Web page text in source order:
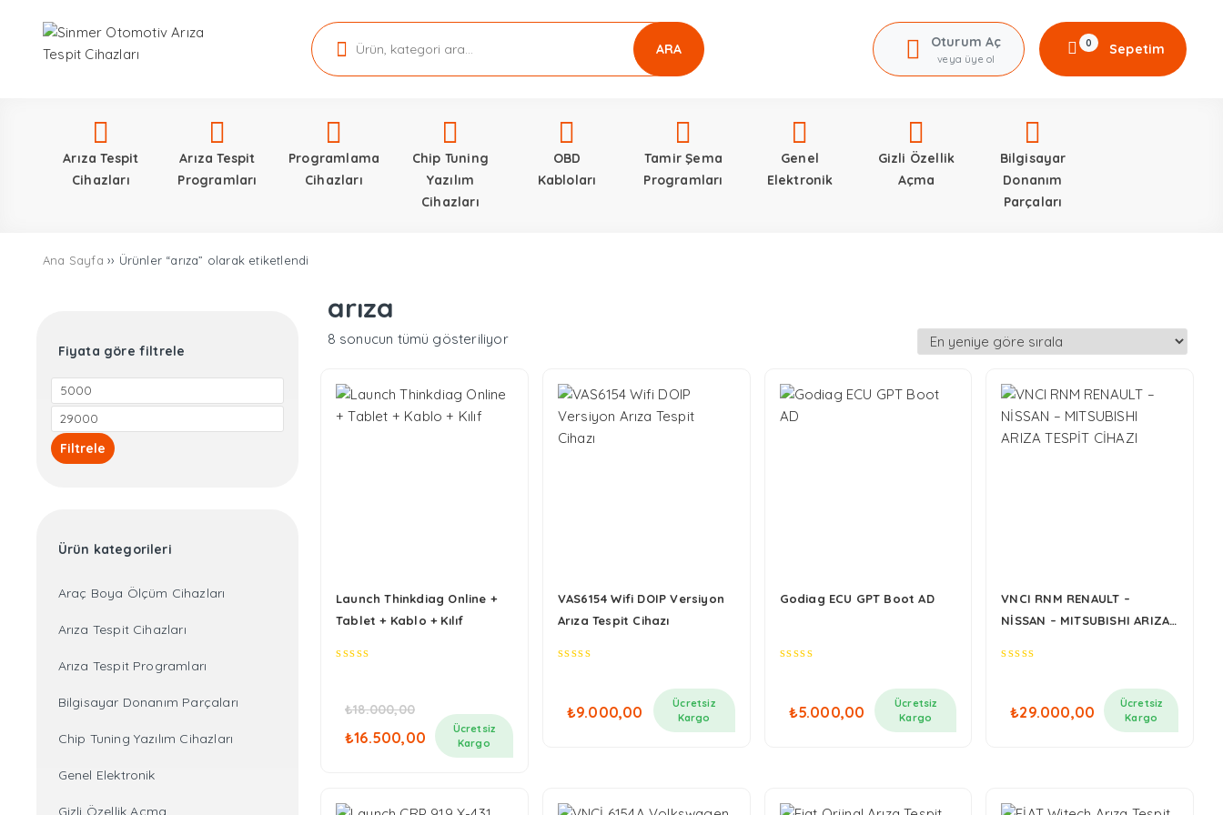
ARA Oturum Aç
veya üye ol
0 Sepetim
Arıza Tespit
Cihazları
Arıza Tespit
Programları
Programlama
Cihazları
Chip Tuning
Yazılım
Cihazları
OBD
Kabloları
Tamir Şema
Programları
Genel
Elektronik
Gizli Özellik
Açma
Bilgisayar
Donanım
Parçaları
Ana Sayfa ›› Ürünler “arıza” olarak etiketlendi
Fiyata göre filtrele
En
düşük
fiyat
En
yüksek
Filtrele
Ürün kategorileri
Araç Boya Ölçüm Cihazları
Arıza Tespit Cihazları
Arıza Tespit Programları
Bilgisayar Donanım Parçaları
Chip Tuning Yazılım Cihazları
Genel Elektronik
Gizli Özellik Açma
arıza
8 sonucun tümü gösteriliyorEn
sıralandı
Launch Thinkdiag Online +
Tablet + Kablo + Kılıf
₺18.000,00
Orijinal
fiyat:
₺16.500,00 Şu
andaki
₺16.500,00.
Ücretsiz
Kargo
VAS6154 Wifi DOIP Versiyon
Arıza Tespit Cihazı
₺9.000,00
Ücretsiz
Kargo
Godiag ECU GPT Boot AD
₺5.000,00
Ücretsiz
Kargo
VNCI RNM RENAULT –
NİSSAN – MITSUBISHI ARIZA
₺29.000,00
Ücretsiz
Kargo